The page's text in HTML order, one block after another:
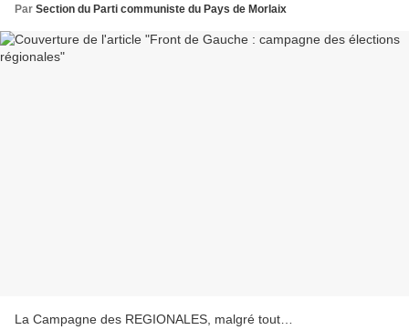
Par Section du Parti communiste du Pays de Morlaix
La Campagne des REGIONALES, malgré tout…